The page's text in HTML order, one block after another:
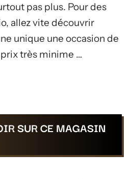
pas plus. Pour des
allez vite découvrir
unique une occasion de
très minime …
SUR CE MAGASIN